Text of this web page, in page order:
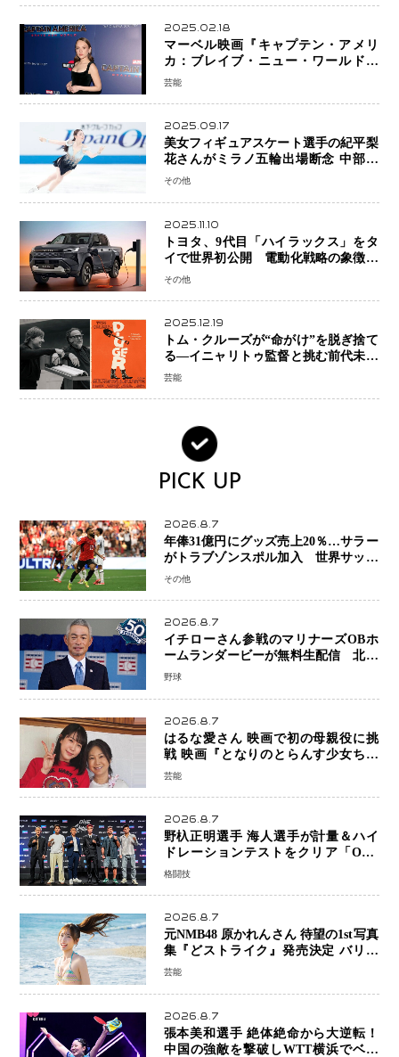
2025.02.18
マーベル映画『キャプテン・アメリ
カ：ブレイブ・ニュー・ワールド』
新ブラック・ウィドウ役のシラ・ハー
芸能
2025.09.17
美女フィギュアスケート選手の紀平梨
花さんがミラノ五輪出場断念 中部選
手権欠場を発表「安全最優先の判断」
その他
2025.11.10
トヨタ、9代目「ハイラックス」をタ
イで世界初公開 電動化戦略の象徴と
なるBEVモデルを初設定
その他
2025.12.19
トム・クルーズが“命がけ”を脱ぎ捨て
る―イニャリトゥ監督と挑む前代未聞
の大惨事コメディ「DIGGER ディガ
芸能
PICK UP
2026.8.7
年俸31億円にグッズ売上20％…サラー
がトラブゾンスポル加入 世界サッカ
ーは「五大リーグ一強」から新時代へ
その他
2026.8.7
イチローさん参戦のマリナーズOBホ
ームランダービーが無料生配信 北米
ならではの“魅せる興行”に世界が注目
野球
2026.8.7
はるな愛さん 映画で初の母親役に挑
戦 映画『となりのとらんす少女ちゃ
ん』11月7日公開 未来の自分との対話
芸能
2026.8.7
野杁正明選手 海人選手が計量＆ハイ
ドレーションテストをクリア「ONE
SAMURAI 2」決戦へ万全の準備整う
格闘技
2026.8.7
元NMB48 原かれんさん 待望の1st写真
集『どストライク』発売決定 バリで
魅せる25歳の新境地
芸能
2026.8.7
張本美和選手 絶体絶命から大逆転！
中国の強敵を撃破しWTT横浜でベス